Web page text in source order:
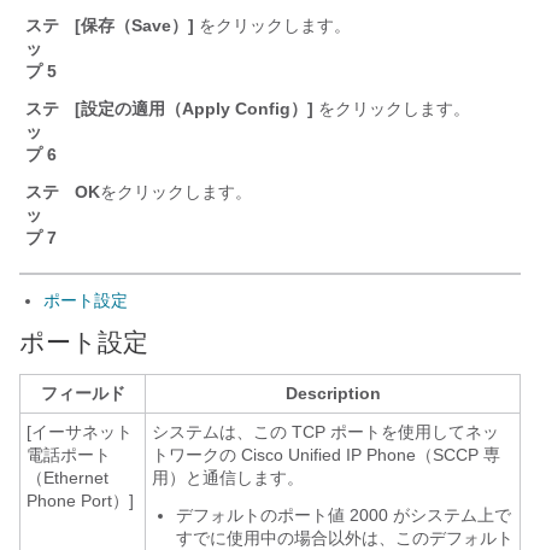
ステ
ッ
プ 5
[保存（Save）] をクリックします。
ステ
ッ
プ 6
[設定の適用（Apply Config）] をクリックします。
ステ
ッ
プ 7
OKをクリックします。
ポート設定
ポート設定
フィールド
Description
[イーサネット
電話ポート
（Ethernet
Phone Port）]
システムは、この TCP ポートを使用してネッ
トワークの Cisco Unified IP Phone （SCCP 専
用）と通信します。
デフォルトのポート値 2000 がシステム上で
すでに使用中の場合以外は、このデフォルト